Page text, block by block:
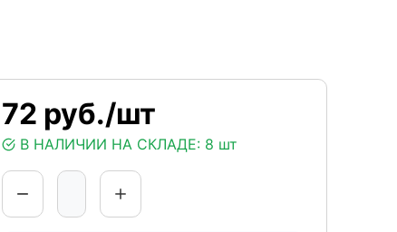
72 руб./шт
В НАЛИЧИИ НА СКЛАДЕ: 8 шт